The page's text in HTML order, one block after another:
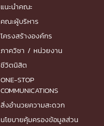
แนะนำคณะ
คณะผู้บริหาร
โครงสร้างองค์กร
ภาควิชา / หน่วยงาน
ชีวิตนิสิต
ONE-STOP
COMMUNICATIONS
สิ่งอำนวยความสะดวก
นโยบายคุ้มครองข้อมูลส่วน